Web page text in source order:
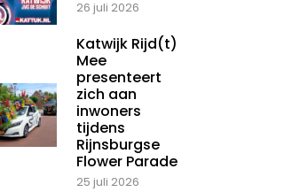
26 juli 2026
Katwijk Rijd(t)
Mee
presenteert
zich aan
inwoners
tijdens
Rijnsburgse
Flower Parade
25 juli 2026